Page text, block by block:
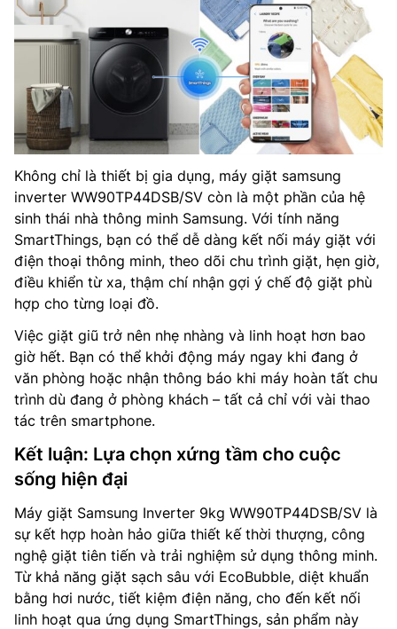
Không chỉ là thiết bị gia dụng, máy giặt samsung
inverter WW90TP44DSB/SV còn là một phần của hệ
sinh thái nhà thông minh Samsung. Với tính năng
SmartThings, bạn có thể dễ dàng kết nối máy giặt với
điện thoại thông minh, theo dõi chu trình giặt, hẹn giờ,
điều khiển từ xa, thậm chí nhận gợi ý chế độ giặt phù
hợp cho từng loại đồ.
Việc giặt giũ trở nên nhẹ nhàng và linh hoạt hơn bao
giờ hết. Bạn có thể khởi động máy ngay khi đang ở
văn phòng hoặc nhận thông báo khi máy hoàn tất chu
trình dù đang ở phòng khách – tất cả chỉ với vài thao
tác trên smartphone.
Kết luận: Lựa chọn xứng tầm cho cuộc
sống hiện đại
Máy giặt Samsung Inverter 9kg WW90TP44DSB/SV là
sự kết hợp hoàn hảo giữa thiết kế thời thượng, công
nghệ giặt tiên tiến và trải nghiệm sử dụng thông minh.
Từ khả năng giặt sạch sâu với EcoBubble, diệt khuẩn
bằng hơi nước, tiết kiệm điện năng, cho đến kết nối
linh hoạt qua ứng dụng SmartThings, sản phẩm này